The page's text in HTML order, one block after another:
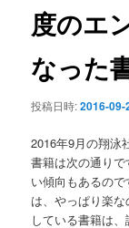
ョ
ン
度のエ
なった
投稿日時:2016-09-
2016年9月の翔泳
書籍は次の通り
い傾向もあるの
は、やっぱり楽
している書籍は